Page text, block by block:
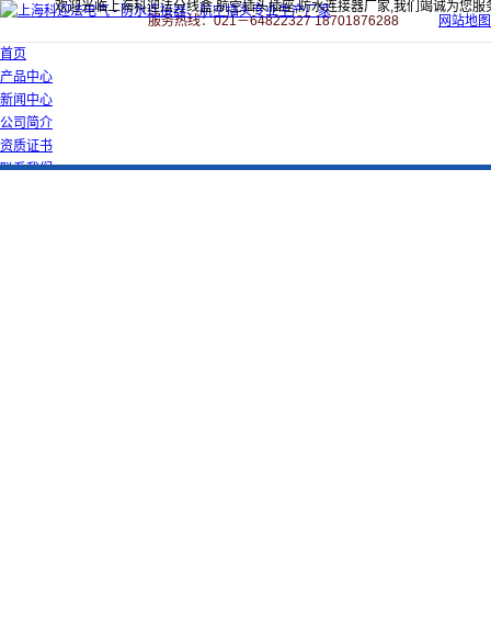
欢迎光临上海科迎法分线盒,航空插头插座,防水连接器厂家,我们竭诚为您服
服务热线：021－64822327 18701876288
网站地图
首页
产品中心
新闻中心
公司简介
资质证书
联系我们